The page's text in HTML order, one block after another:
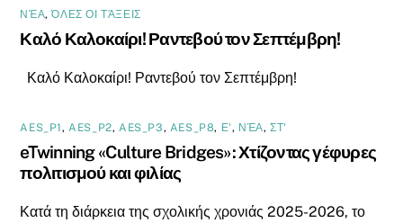
ΝΈΑ,ΌΛΕΣ ΟΙ ΤΆΞΕΙΣ
Καλό Καλοκαίρι! Ραντεβού τον Σεπτέμβρη!
Καλό Καλοκαίρι! Ραντεβού τον Σεπτέμβρη!
AES_P1,AES_P2,AES_P3, AES_P8, Ε', ΝΈΑ,ΣΤ'
eTwinning «Culture Bridges»: Χτίζοντας γέφυρες
πολιτισμού και φιλίας
Κατά τη διάρκεια της σχολικής χρονιάς 2025-2026, το